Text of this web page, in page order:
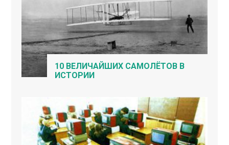
10 ВЕЛИЧАЙШИХ САМОЛЁТОВ В
ИСТОРИИ